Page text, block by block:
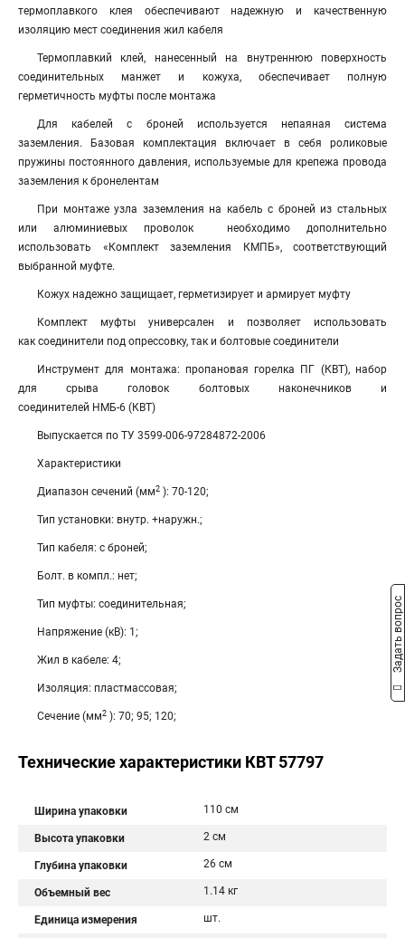
термоплавкого клея обеспечивают надежную и качественную
изоляцию мест соединения жил кабеля
Термоплавкий клей, нанесенный на внутреннюю поверхность
соединительных манжет и кожуха, обеспечивает полную
герметичность муфты после монтажа
Для кабелей с броней используется непаяная система
заземления. Базовая комплектация включает в себя роликовые
пружины постоянного давления, используемые для крепежа провода
заземления к бронелентам
При монтаже узла заземления на кабель с броней из стальных
или алюминиевых проволок необходимо дополнительно
использовать «Комплект заземления КМПБ», соответствующий
выбранной муфте.
Кожух надежно защищает, герметизирует и армирует муфту
Комплект муфты универсален и позволяет использовать
как соединители под опрессовку, так и болтовые соединители
Инструмент для монтажа: пропановая горелка ПГ (КВТ), набор
для срыва головок болтовых наконечников и
соединителей НМБ-6 (КВТ)
Выпускается по ТУ 3599-006-97284872-2006
Характеристики
Диапазон сечений (мм2 ): 70-120;
Тип установки: внутр. +наружн.;
Тип кабеля: с броней;
Болт. в компл.: нет;
Тип муфты: соединительная;
Напряжение (кВ): 1;
Жил в кабеле: 4;
Изоляция: пластмассовая;
Сечение (мм2 ): 70; 95; 120;
Технические характеристики КВТ 57797
Ширина упаковки 110 см
Высота упаковки 2 см
Глубина упаковки 26 см
Объемный вес 1.14 кг
Единица измерения шт.
Задать вопрос